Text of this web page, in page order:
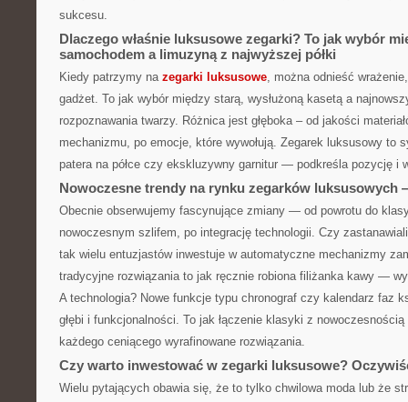
sukcesu.
Dlaczego właśnie luksusowe zegarki? To jak wybór
samochodem a limuzyną z najwyższej półki
Kiedy patrzymy na zegarki luksusowe, można odnieść
gadżet. To jak wybór między starą, wysłużoną kasetą a
rozpoznawania twarzy. Różnica jest głęboka – od jakości
mechanizmu, po emocje, które wywołują. Zegarek luksusowy to
patera na półce czy ekskluzywny garnitur — podkreśla pozycję i
Nowoczesne trendy na rynku zegarków luksusowych
Obecnie obserwujemy fascynujące zmiany — od powrotu do
nowoczesnym szlifem, po integrację technologii. Czy
tak wielu entuzjastów inwestuje w automatyczne mechanizmy
tradycyjne rozwiązania to jak ręcznie robiona filiżanka kawy —
A technologia? Nowe funkcje typu chronograf czy kalendarz faz
głębi i funkcjonalności. To jak łączenie klasyki z
każdego ceniącego wyrafinowane rozwiązania.
Czy warto inwestować w zegarki luksusowe?
Wielu pytających obawia się, że to tylko chwilowa moda lub że